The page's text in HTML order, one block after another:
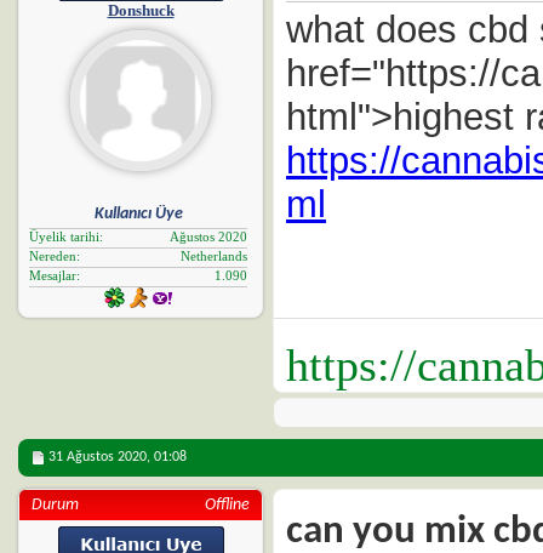
Donshuck
Kullanıcı Üye
Üyelik tarihi
Ağustos 2020
Nereden
Netherlands
Mesajlar
1.090
what does cbd
href="https://
html">highest
https://
ml
https://
31 Ağustos 2020, 01:08
Durum Offline
can you mix